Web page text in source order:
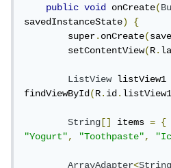
public
void onCreate(
savedInstanceState)
{
        super
.onCreate(
        setContentView
(R.
ListView
findViewById(R.id.
String [] items = {
"Yogurt", "Toothpaste",
ArrayAdapter<